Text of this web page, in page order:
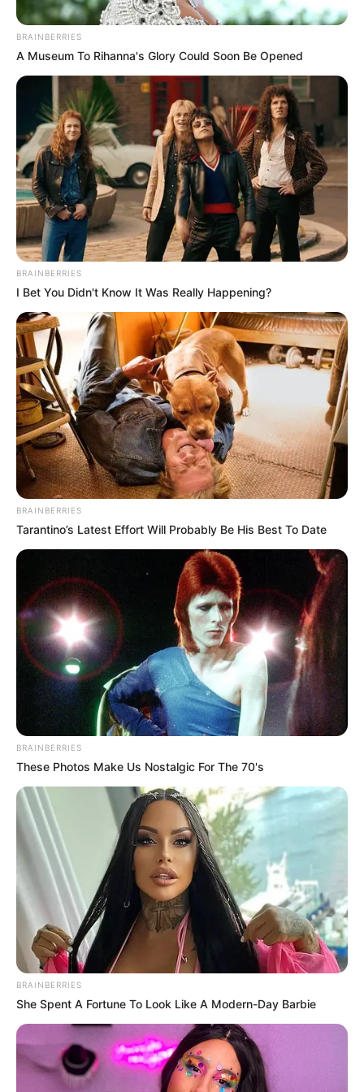
UFC
Julio Arce, colombiano en la UFC.
Por: Edward Castro
Julio 24, 2021
COMPARTIR
UNIRSE AL CANAL DE WHATSAPP
Este sábado 24 de julio se dio el esperado regreso del
peleador colombiano Julio Arce a los octágonos de la
UFCtras dos años por fuera. El deportista de 31 años
logró un contundente triunfo ante el estadounidense
Lea también: Carapaz agita la polémica tras el oro en
Tokio: "Ecuador casi nunca creyó en mí"
El peleador colombiano de origen estadounidense tuvo
una velada de ensueño en la programación preliminar
del UFC Vegas 32 , arremetió desde el inicio contra el
californiano Ewell y los jueces dieron a su favor el primer
round de la contienda.
Julio Arce saltó al segundo round para darle manejo a la
ventaja que ya tenía, pero aprovechó la debilidad de su
rival para provocarle un durísimo nocaut que le entregó el
BRAINBERRIES
A Museum To Rihanna's Glory Could Soon Be Opened
BRAINBERRIES
I Bet You Didn't Know It Was Really Happening?
BRAINBERRIES
Tarantino’s Latest Effort Will Probably Be His Best To Date
BRAINBERRIES
These Photos Make Us Nostalgic For The 70's
BRAINBERRIES
She Spent A Fortune To Look Like A Modern-Day Barbie